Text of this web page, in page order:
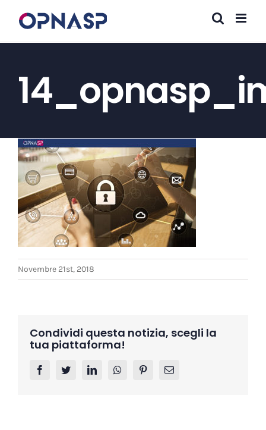
contenuto
Novembre 21st, 2018
Condividi questa notizia, scegli la
tua piattaforma!
FacebookTwitterLinkedInWhatsappPinterestEmail